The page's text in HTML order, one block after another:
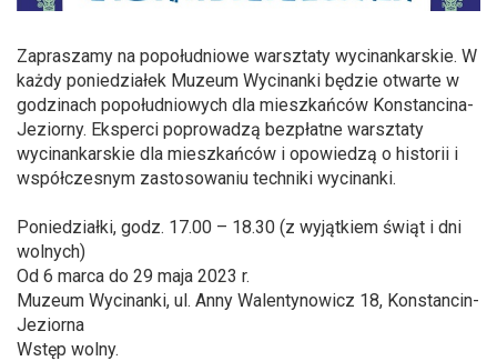
Podkreślanie odnośników Zaznacz odnośniki
cached
Zresetuj wszystkie opcje
accessibility
Deklaracja dostępności
Zapraszamy na popołudniowe warsztaty wycinankarskie. W
każdy poniedziałek Muzeum Wycinanki będzie otwarte w
godzinach popołudniowych dla mieszkańców Konstancina-
Jeziorny. Eksperci poprowadzą bezpłatne warsztaty
wycinankarskie dla mieszkańców i opowiedzą o historii i
współczesnym zastosowaniu techniki wycinanki.
Poniedziałki, godz. 17.00 – 18.30 (z wyjątkiem świąt i dni
wolnych)
Od 6 marca do 29 maja 2023 r.
Muzeum Wycinanki, ul. Anny Walentynowicz 18, Konstancin-
Jeziorna
Wstęp wolny.